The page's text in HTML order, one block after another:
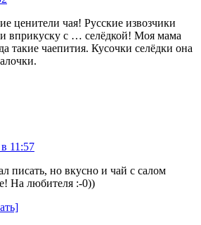
ценители чая! Русские извозчики
вприкуску с … селёдкой! Моя мама
такие чаепития. Кусочки селёдки она
11:57
писать, но вкусно и чай с салом
На любителя :-0))